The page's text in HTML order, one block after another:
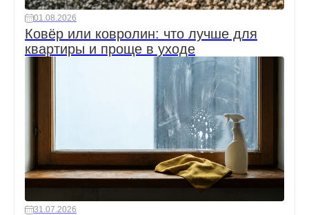
01.08.2026
Ковёр или ковролин: что лучше для
квартиры и проще в уходе
31.07.2026